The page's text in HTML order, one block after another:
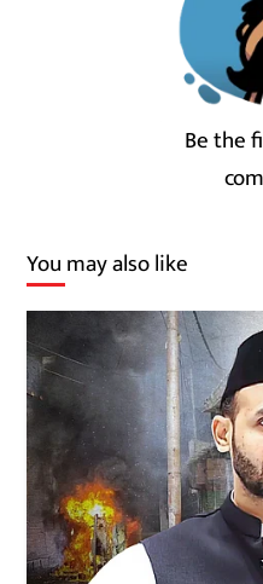
Be the
You may also like